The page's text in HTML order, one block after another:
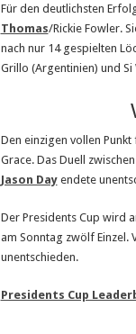
Für den deutlichsten
Thomas/Rickie Fowler.
nach nur 14 gespielten
Grillo (Argentinien) und
Den einzigen vollen
Grace. Das Duell
Jason Dayendete
Der Presidents Cup wird
am Sonntag zwölf Einzel.
unentschieden.
Presidents Cup